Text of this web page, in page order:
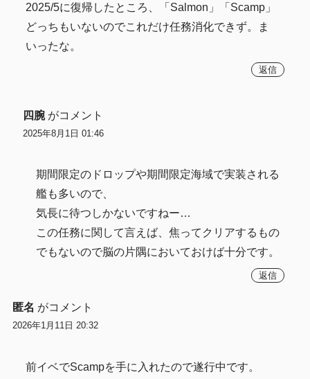
2025/5に復帰したところ、「Salmon」「Scamp」
どっちもいないのでこれだけ任務消化できず。ま
いったな。
返信
四腕 がコメント
2025年8月1日 01:46
期間限定のドロップや期間限定海域で実装される
艦も多いので、
気長に待つしかないですねー…
この任務に関して言えば、焦ってクリアするもの
でもないので脳の片隅においておけば十分です。
返信
匿名 がコメント
2026年1月11日 20:32
前イベでScampを手に入れたので遂行中です。